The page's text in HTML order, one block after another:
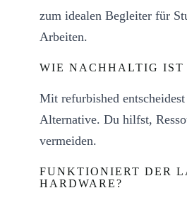
zum idealen Begleiter für
Arbeiten.
WIE NACHHALTIG IST
Mit refurbished
Alternative. Du hilfst,
vermeiden.
FUNKTIONIERT DER
HARDWARE?